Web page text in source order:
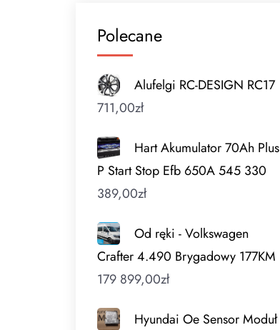
Polecane
Alufelgi RC-DESIGN RC17
711,00zł
Hart Akumulator 70Ah Plus
P Start Stop Efb 650A 545 330
389,00zł
Od ręki - Volkswagen
Crafter 4.490 Brygadowy 177KM
179 899,00zł
Hyundai Oe Sensor Moduł